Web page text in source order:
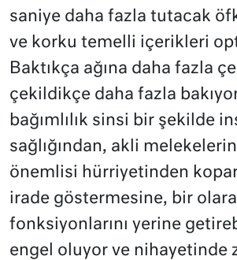
saniye daha fazla tutacak
ve korku temelli içerikleri
Baktıkça ağına daha fazla
çekildikçe daha fazla
bağımlılık sinsi bir şekilde
sağlığından, akli
önemlisi hürriyetinden
irade göstermesine, bir
fonksiyonlarını yerine
engel oluyor ve nihayetinde